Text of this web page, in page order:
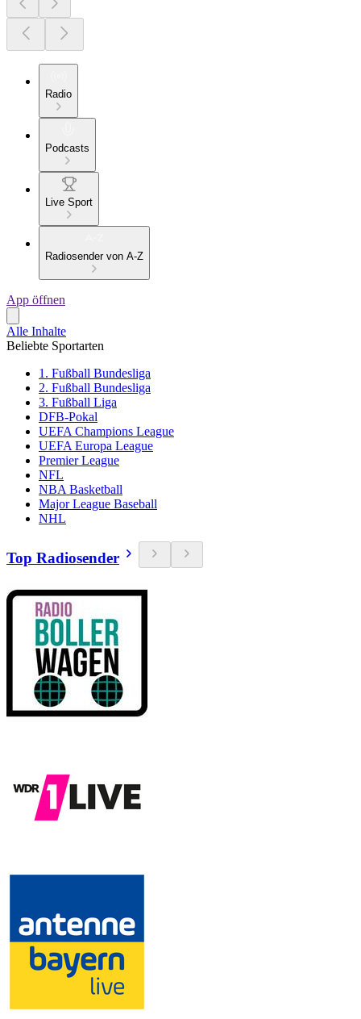
Radio
Podcasts
Live Sport
Radiosender von A-Z
App öffnen
Alle Inhalte
Beliebte Sportarten
1. Fußball Bundesliga
2. Fußball Bundesliga
3. Fußball Liga
DFB-Pokal
UEFA Champions League
UEFA Europa League
Premier League
NFL
NBA Basketball
Major League Baseball
NHL
Top Radiosender